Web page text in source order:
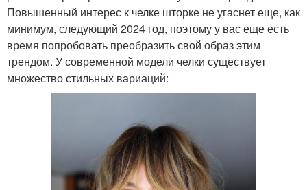
Повышенный интерес к челке шторке не угаснет еще, как
минимум, следующий 2024 год, поэтому у вас еще есть
время попробовать преобразить свой образ этим
трендом. У современной модели челки существует
множество стильных вариаций: